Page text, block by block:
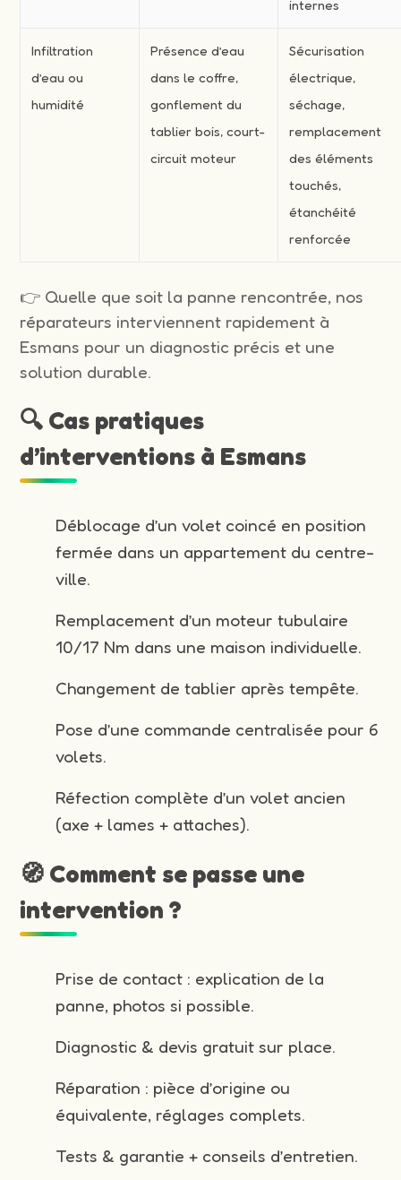
internes
Infiltration
d’eau ou
humidité
Présence d’eau
dans le coffre,
gonflement du
tablier bois, court-
circuit moteur
Sécurisation
électrique,
séchage,
remplacement
des éléments
touchés,
étanchéité
renforcée
👉 Quelle que soit la panne rencontrée, nos
réparateurs interviennent rapidement à
Esmans pour un diagnostic précis et une
solution durable.
🔍 Cas pratiques
d’interventions à Esmans
Déblocage d’un volet coincé en position
fermée dans un appartement du centre-
ville.
Remplacement d’un moteur tubulaire
10/17 Nm dans une maison individuelle.
Changement de tablier après tempête.
Pose d’une commande centralisée pour 6
volets.
Réfection complète d’un volet ancien
(axe + lames + attaches).
🧭 Comment se passe une
intervention ?
Prise de contact : explication de la
panne, photos si possible.
Diagnostic & devis gratuit sur place.
Réparation : pièce d’origine ou
équivalente, réglages complets.
Tests & garantie + conseils d’entretien.